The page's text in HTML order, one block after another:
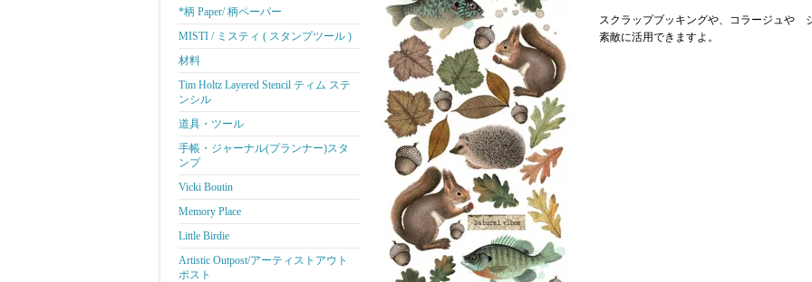
*柄 Paper/ 柄ペーパー
MISTI / ミスティ ( スタンプツール )
材料
Tim Holtz Layered Stencil ティム ステ
ンシル
道具・ツール
手帳・ジャーナル(プランナー)スタ
ンプ
Vicki Boutin
Memory Place
Little Birdie
Artistic Outpost/アーティストアウト
ポスト
スクラップブッキングや、コラージュや
素敵に活用できますよ。